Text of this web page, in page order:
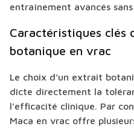
entraînement avancés
Caractéristiques clés
botanique en vrac
Le choix d’un extrait
dicte directement la
l’efficacité clinique. Par
Maca en vrac offre